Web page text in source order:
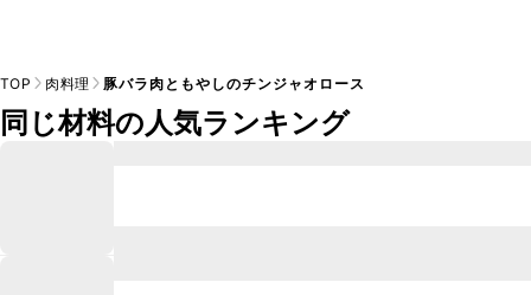
TOP 肉料理 豚バラ肉ともやしのチンジャオロース
同じ材料の人気ランキング